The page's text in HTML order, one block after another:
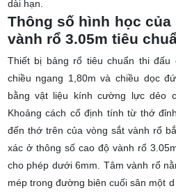
dài hạn.
Thông số hình học
vành rổ 3.05m tiêu
Thiết bị bảng rổ tiêu chuẩn thi
chiều ngang 1,80m và chiều dọc
bằng vật liệu kính cường lực dẻo
Khoảng cách cố định tính từ thớ
đến thớ trên của vòng sắt vành rổ
xác ở thông số cao độ vành rổ
cho phép dưới 6mm. Tâm vành rổ
mép trong đường biên cuối sân một